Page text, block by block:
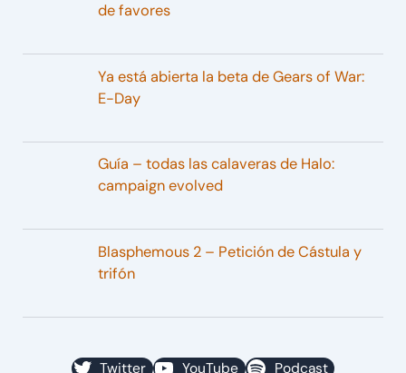
de favores
Ya está abierta la beta de Gears of War:
E-Day
Guía – todas las calaveras de Halo:
campaign evolved
Blasphemous 2 – Petición de Cástula y
trifón
Twitter YouTube
Podcast